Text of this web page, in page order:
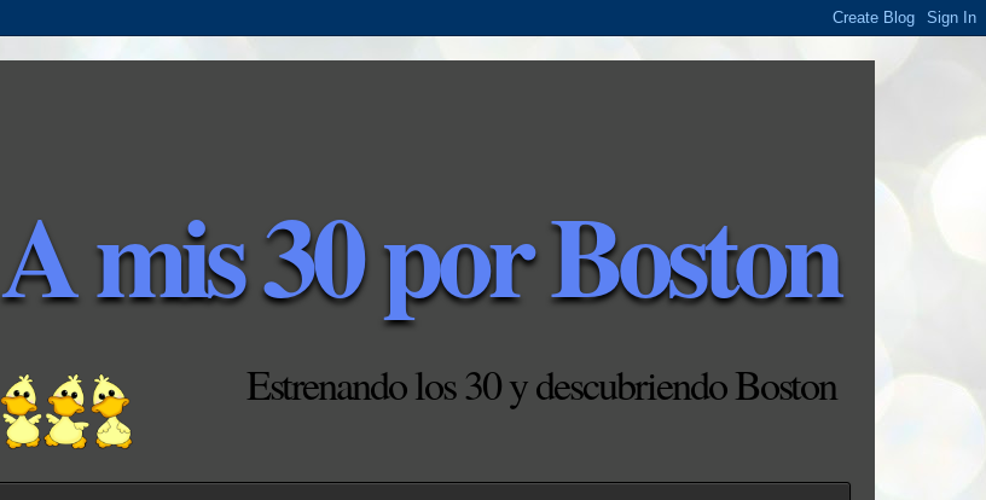
A mis 30 por Boston
Estrenando los 30 y descubriendo Boston